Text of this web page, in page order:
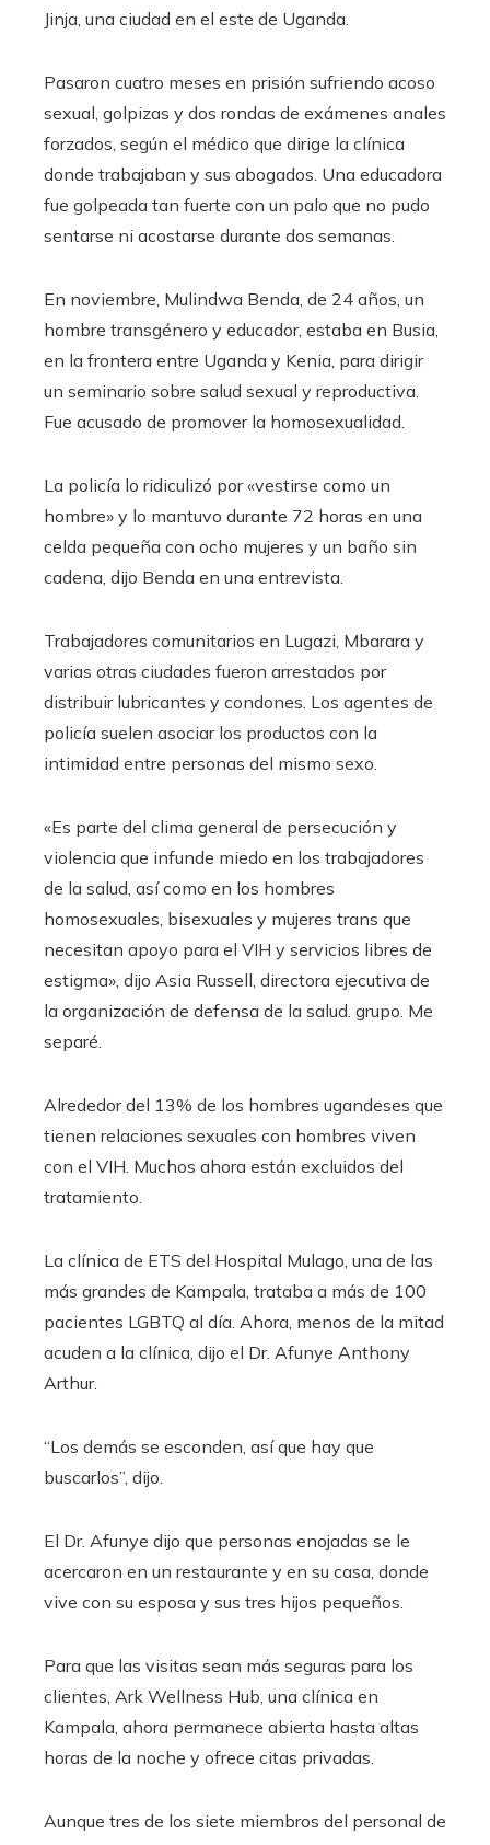
Jinja, una ciudad en el este de Uganda.
Pasaron cuatro meses en prisión sufriendo acoso
sexual, golpizas y dos rondas de exámenes anales
forzados, según el médico que dirige la clínica
donde trabajaban y sus abogados. Una educadora
fue golpeada tan fuerte con un palo que no pudo
sentarse ni acostarse durante dos semanas.
En noviembre, Mulindwa Benda, de 24 años, un
hombre transgénero y educador, estaba en Busia,
en la frontera entre Uganda y Kenia, para dirigir
un seminario sobre salud sexual y reproductiva.
Fue acusado de promover la homosexualidad.
La policía lo ridiculizó por «vestirse como un
hombre» y lo mantuvo durante 72 horas en una
celda pequeña con ocho mujeres y un baño sin
cadena, dijo Benda en una entrevista.
Trabajadores comunitarios en Lugazi, Mbarara y
varias otras ciudades fueron arrestados por
distribuir lubricantes y condones. Los agentes de
policía suelen asociar los productos con la
intimidad entre personas del mismo sexo.
«Es parte del clima general de persecución y
violencia que infunde miedo en los trabajadores
de la salud, así como en los hombres
homosexuales, bisexuales y mujeres trans que
necesitan apoyo para el VIH y servicios libres de
estigma», dijo Asia Russell, directora ejecutiva de
la organización de defensa de la salud. grupo. Me
separé.
Alrededor del 13% de los hombres ugandeses que
tienen relaciones sexuales con hombres viven
con el VIH. Muchos ahora están excluidos del
tratamiento.
La clínica de ETS del Hospital Mulago, una de las
más grandes de Kampala, trataba a más de 100
pacientes LGBTQ al día. Ahora, menos de la mitad
acuden a la clínica, dijo el Dr. Afunye Anthony
Arthur.
“Los demás se esconden, así que hay que
buscarlos”, dijo.
El Dr. Afunye dijo que personas enojadas se le
acercaron en un restaurante y en su casa, donde
vive con su esposa y sus tres hijos pequeños.
Para que las visitas sean más seguras para los
clientes, Ark Wellness Hub, una clínica en
Kampala, ahora permanece abierta hasta altas
horas de la noche y ofrece citas privadas.
Aunque tres de los siete miembros del personal de